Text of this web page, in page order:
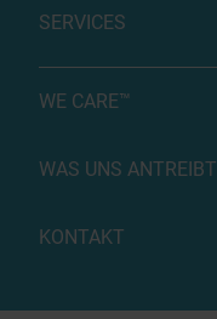
SERVICES
WE CARE™
WAS UNS ANTREIBT
KONTAKT